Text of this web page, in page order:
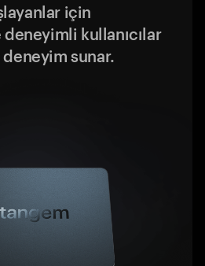
için
kullanıcılar
sunar.